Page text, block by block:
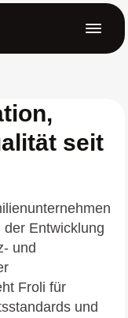
Menü
seit
Entwicklung
und
Froli für
und